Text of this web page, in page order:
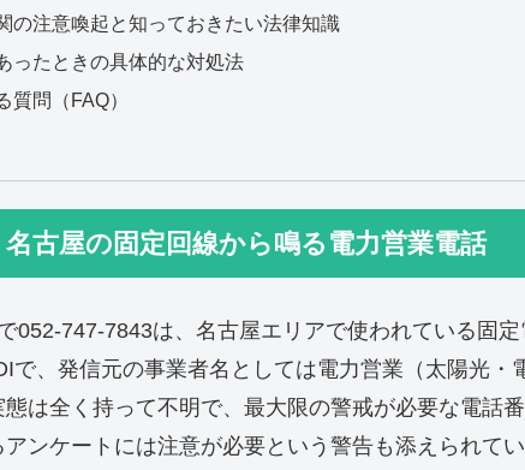
の注意喚起と知っておきたい法律知識
ったときの具体的な対処法
質問（FAQ）
古屋の固定回線から鳴る電力営業電話
052-747-7843は、名古屋エリアで使われている固定
で、発信元の事業者名としては電力営業（太陽光・
は全く持って不明で、最大限の警戒が必要な電話
ンケートには注意が必要という警告も添えられて